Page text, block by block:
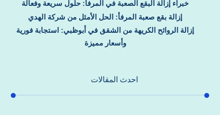
خبراء إزالة البقع الصعبة في المرفأ: حلول سريعة وفعالة
إزالة بقع صعبة المرفأ: الحل الأمثل من شركة الهدي
إزالة الروائح الكريهة من الشقق في أبوظبي: استجابة فورية
وأسعار مميزة
احدث المقالات